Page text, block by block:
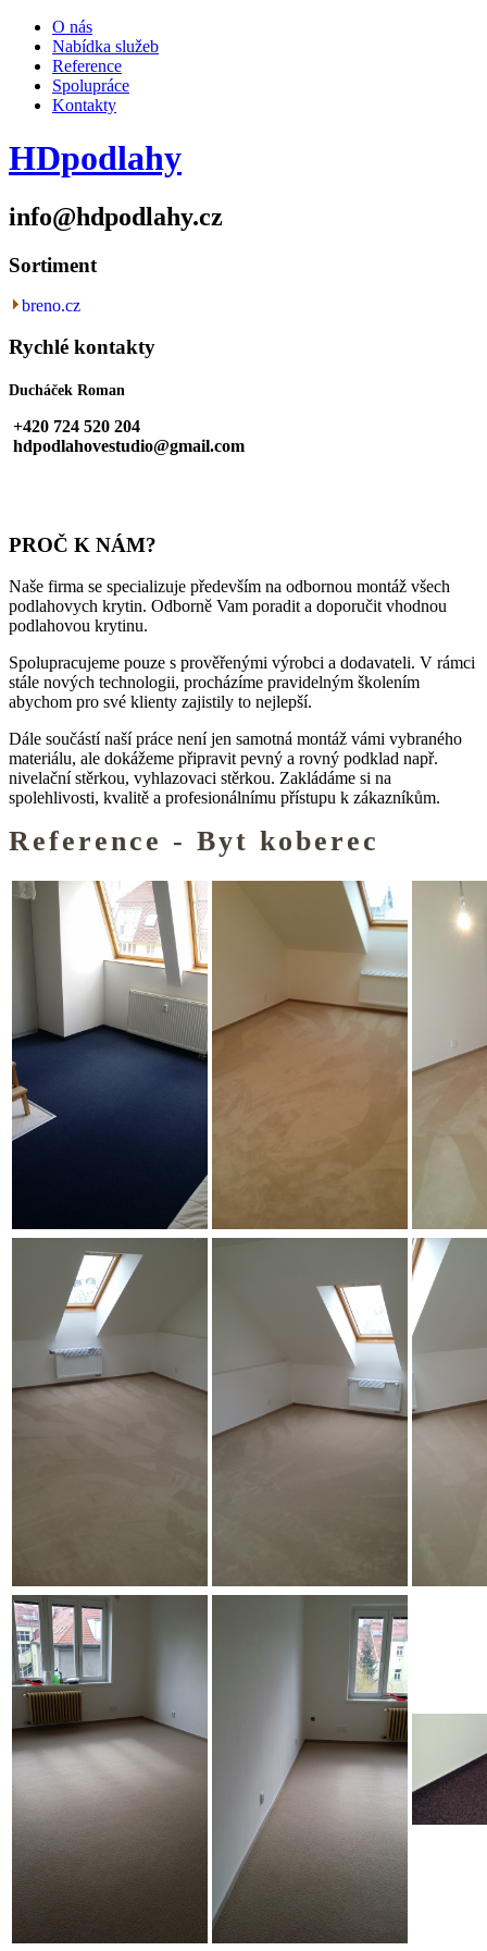
O nás
Nabídka služeb
Reference
Spolupráce
Kontakty
HDpodlahy
info@hdpodlahy.cz
Sortiment
breno.cz
Rychlé kontakty
Ducháček Roman
+420 724 520 204
hdpodlahovestudio@gmail.com
PROČ K NÁM?
Naše firma se specializuje především na odbornou montáž všech
podlahovych krytin. Odborně Vam poradit a doporučit vhodnou
podlahovou krytinu.
Spolupracujeme pouze s prověřenými výrobci a dodavateli. V rámci
stále nových technologii, procházíme pravidelným školením
abychom pro své klienty zajistily to nejlepší.
Dále součástí naší práce není jen samotná montáž vámi vybraného
materiálu, ale dokážeme připravit pevný a rovný podklad např.
nivelační stěrkou, vyhlazovaci stěrkou. Zakládáme si na
spolehlivosti, kvalitě a profesionálnímu přístupu k zákazníkům.
Reference - Byt koberec